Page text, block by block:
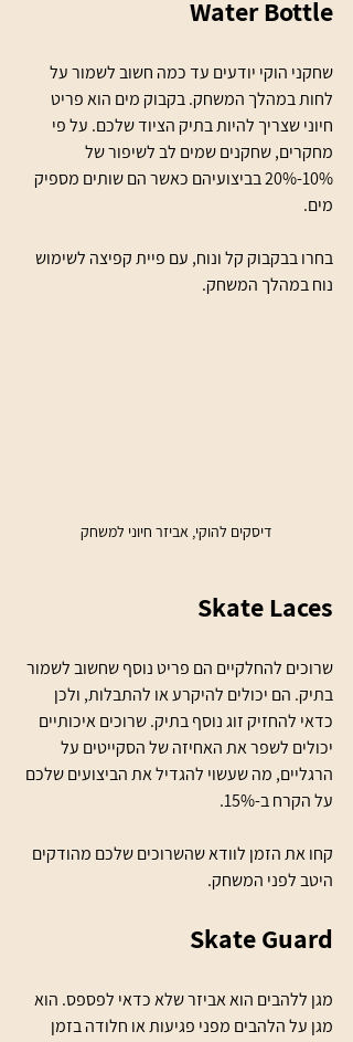
Water Bottle
שחקני הוקי יודעים עד כמה חשוב לשמור על
לחות במהלך המשחק. בקבוק מים הוא פריט
חיוני שצריך להיות בתיק הציוד שלכם. על פי
מחקרים, שחקנים שמים לב לשיפור של
10%-20% בביצועיהם כאשר הם שותים מספיק
מים.
בחרו בבקבוק קל ונוח, עם פיית קפיצה לשימוש
נוח במהלך המשחק.
דיסקים להוקי, אביזר חיוני למשחק
Skate Laces
שרוכים להחלקיים הם פריט נוסף שחשוב לשמור
בתיק. הם יכולים להיקרע או להתבלות, ולכן
כדאי להחזיק זוג נוסף בתיק. שרוכים איכותיים
יכולים לשפר את האחיזה של הסקייטים על
הרגליים, מה שעשוי להגדיל את הביצועים שלכם
על הקרח ב-15%.
קחו את הזמן לוודא שהשרוכים שלכם מהודקים
היטב לפני המשחק.
Skate Guard
מגן ללהבים הוא אביזר שלא כדאי לפספס. הוא
מגן על הלהבים מפני פגיעות או חלודה בזמן